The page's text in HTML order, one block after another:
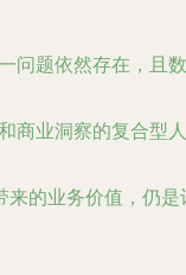
问题依然存在，且数
商业洞察的复合型人
来的业务价值，仍是